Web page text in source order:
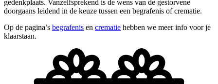
gedenkplaats. Vanzelfsprekend is de wens van de gestorvene
doorgaans leidend in de keuze tussen een begrafenis of crematie.
Op de pagina’s begrafenis en crematie hebben we meer info voor je
klaarstaan.